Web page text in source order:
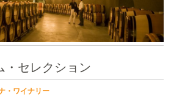
・セレクション
・ワイナリー